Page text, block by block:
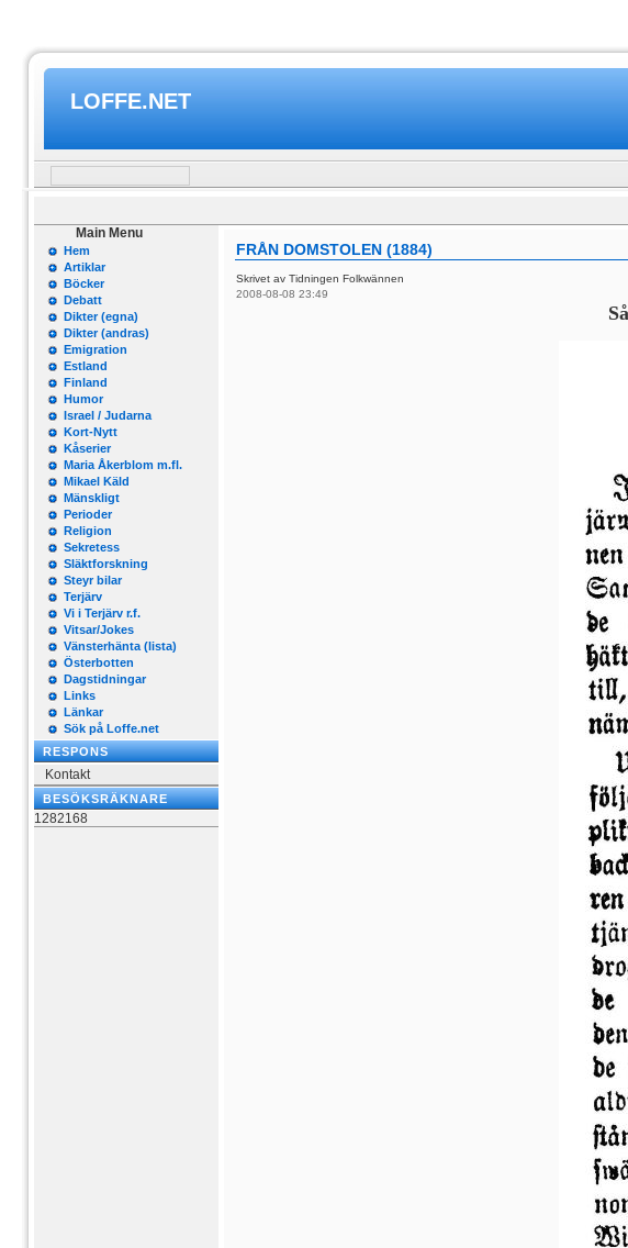
LOFFE.NET
Main Menu
Hem
Artiklar
Böcker
Debatt
Dikter (egna)
Dikter (andras)
Emigration
Estland
Finland
Humor
Israel / Judarna
Kort-Nytt
Kåserier
Maria Åkerblom m.fl.
Mikael Käld
Mänskligt
Perioder
Religion
Sekretess
Släktforskning
Steyr bilar
Terjärv
Vi i Terjärv r.f.
Vitsar/Jokes
Vänsterhänta (lista)
Österbotten
Dagstidningar
Links
Länkar
Sök på Loffe.net
RESPONS
Kontakt
BESÖKSRÄKNARE
1282168
FRÅN DOMSTOLEN (1884)
Skrivet av Tidningen Folkwännen
2008-08-08 23:49